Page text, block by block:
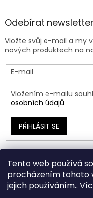
Tento web používá
procházením tohoto
jejich používáním..
Odebírat newsletter
Vložte svůj e-mail a my
nových produktech na
E-mail
Vložením e-mailu
osobních údajů
PŘIHLÁSIT SE